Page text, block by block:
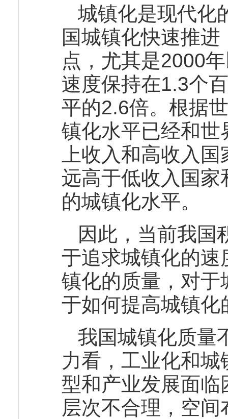
城镇化是现代化
国城镇化快速推
点，尤其是2000
速度保持在1.3个
平的2.6倍。根据
镇化水平已经和
上收入和高收入
远高于低收入国
的城镇化水平。
因此，当前我国
于追求城镇化的
镇化的质量，对
于如何提高城镇化
我国城镇化质量
力看，工业化和
型和产业发展面
层次不合理，空